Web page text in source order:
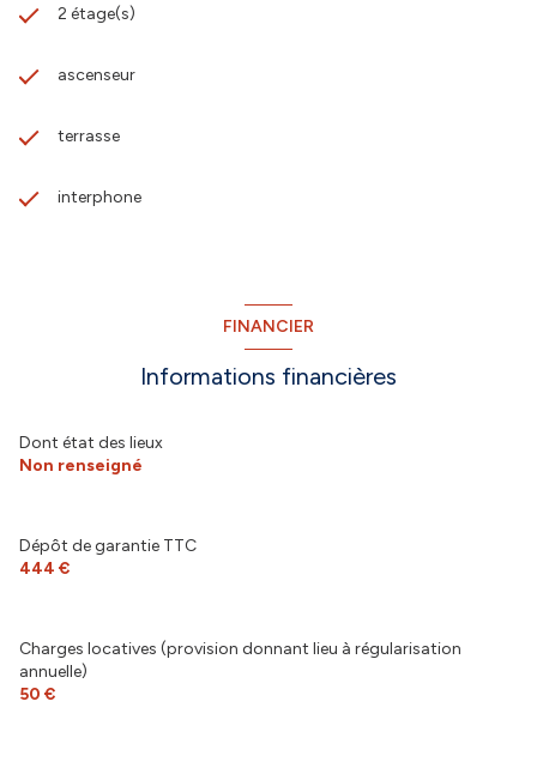
2 étage(s)
ascenseur
terrasse
interphone
FINANCIER
Informations financières
Dont état des lieux
Non renseigné
Dépôt de garantie TTC
444 €
Charges locatives (provision donnant lieu à régularisation
annuelle)
50 €